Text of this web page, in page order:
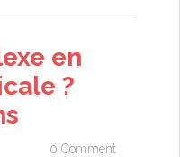
en
?
0 Comment